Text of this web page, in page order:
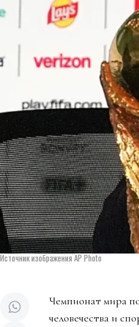
Источник изображения AP Photo
Чемпионат мира
человечества и